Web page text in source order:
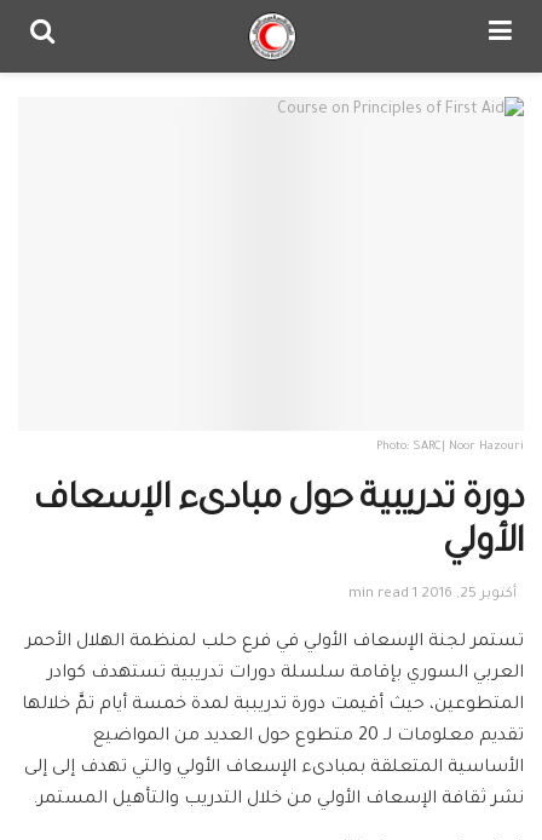
Photo: SARC| Noor Hazouri
دورة تدريبية حول مبادىء الإسعاف
الأولي
أكتوبر 25, 2016 1 min read
تستمر لجنة الإسعاف الأولي في فرع حلب لمنظمة الهلال الأحمر
العربي السوري بإقامة سلسلة دورات تدريبية تستهدف كوادر
المتطوعين، حيث أقيمت دورة تدريببة لمدة خمسة أيام تمَّ خلالها
تقديم معلومات لـ 20 متطوع حول العديد من المواضيع
الأساسية المتعلقة بمبادىء الإسعاف الأولي والتي تهدف إلى إلى
نشر ثقافة الإسعاف الأولي من خلال التدريب والتأهيل المستمر.